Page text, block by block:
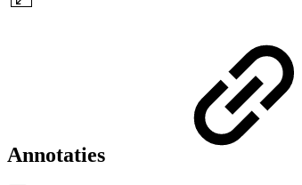
Annotaties